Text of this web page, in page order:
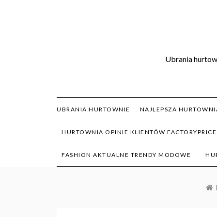
Ubrania
UBRANIA HURTOWNIE NAJLEPSZA
HURTOWNIA OPINIE KLIENTÓW FACTORYPRICE
FASHION AKTUALNE TRENDY MODOWE